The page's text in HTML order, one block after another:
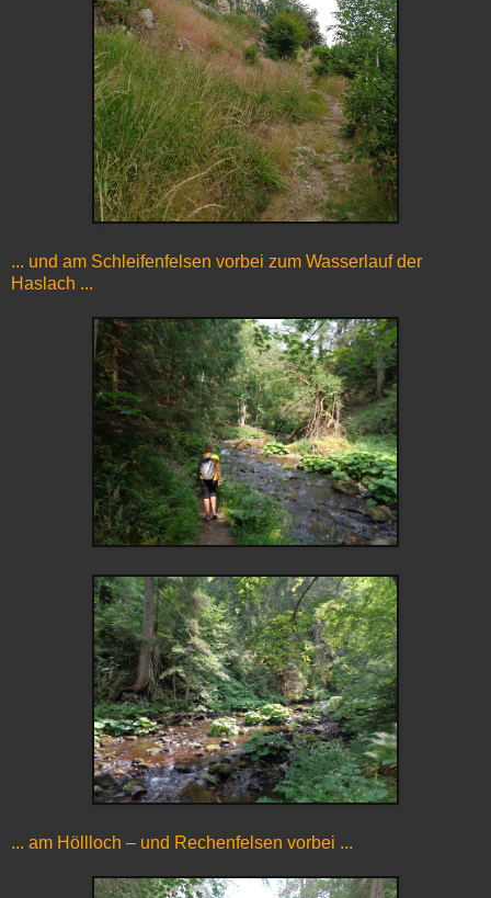
... und am Schleifenfelsen vorbei zum Wasserlauf der
Haslach ...
... am Höllloch – und Rechenfelsen vorbei ...